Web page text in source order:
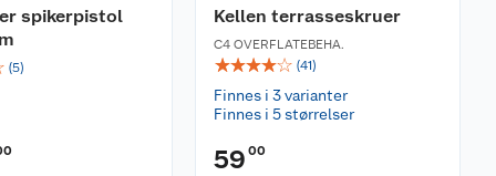
spikerpistol
(5)
Kellen terrasseskruer
C4 OVERFLATEBEHA.
☆☆☆☆☆ (41)
Finnes i 3 varianter
Finnes i 5 størrelser
59 00